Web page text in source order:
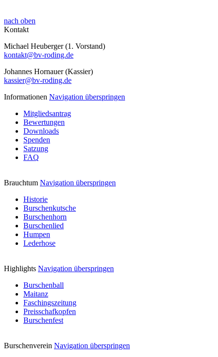
nach oben
Kontakt
Michael Heuberger (1. Vorstand)
kontakt@bv-roding.de
Johannes Hornauer (Kassier)
kassier@bv-roding.de
Informationen Navigation überspringen
Mitgliedsantrag
Bewertungen
Downloads
Spenden
Satzung
FAQ
Brauchtum Navigation überspringen
Historie
Burschenkutsche
Burschenhorn
Burschenlied
Humpen
Lederhose
Highlights Navigation überspringen
Burschenball
Maitanz
Faschingszeitung
Preisschafkopfen
Burschenfest
Burschenverein Navigation überspringen